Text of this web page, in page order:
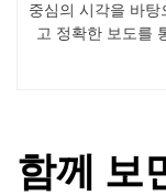
중심의 시각을 바
고 정확한 보도를
함께 보